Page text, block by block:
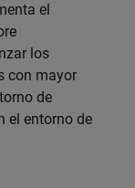
el
los
con mayor
de
el entorno de